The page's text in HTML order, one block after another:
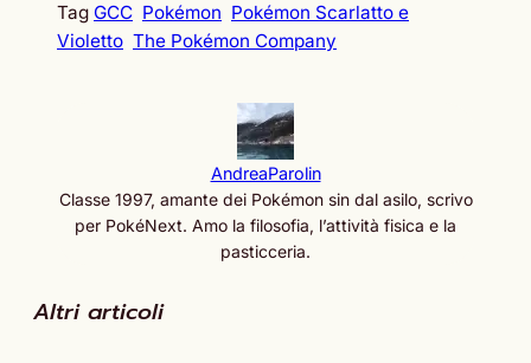
Tag GCC Pokémon Pokémon Scarlatto e
Violetto The Pokémon Company
AndreaParolin
Classe 1997, amante dei Pokémon sin dal asilo, scrivo
per PokéNext. Amo la filosofia, l’attività fisica e la
pasticceria.
Altri articoli